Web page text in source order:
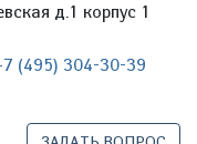
д.1 корпус 1
(495) 304-30-39